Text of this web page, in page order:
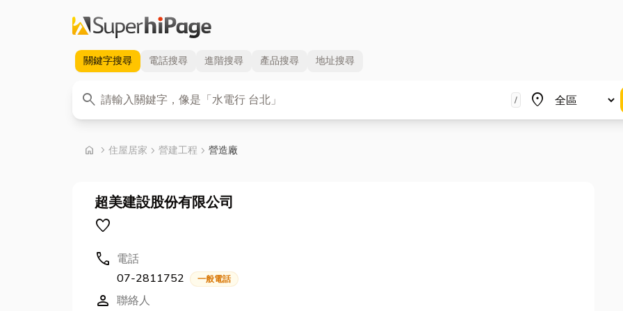
關鍵字搜尋 電話搜尋 進階搜尋 產品搜尋 地址搜尋
search
關鍵字 / place
地區
home chevron_right 首頁
住屋居家 chevron_right 營建工程 chevron_right 營造廠
超美建設股份有限公司
favorite
call 電話
07-2811752
一般電話
person 聯絡人